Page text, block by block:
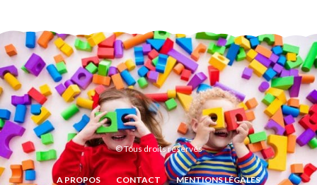
© Tous droits réservés
A PROPOS CONTACT MENTIONS LÉGALES